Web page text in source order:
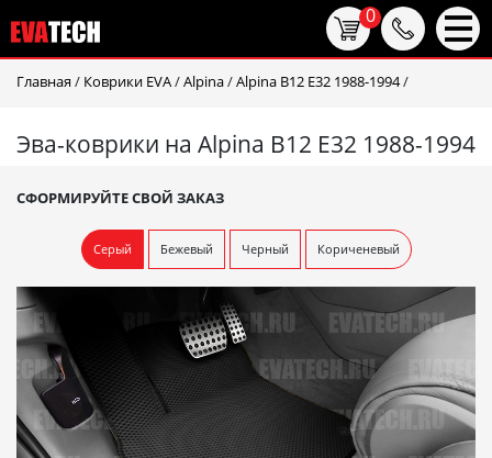
Главная / Коврики EVA/Alpina/Alpina B12 E32 1988-1994/
Эва-коврики на Alpina B12 E32 1988-1994
СФОРМИРУЙТЕ СВОЙ ЗАКАЗ
Серый Бежевый Черный Кориченевый
0